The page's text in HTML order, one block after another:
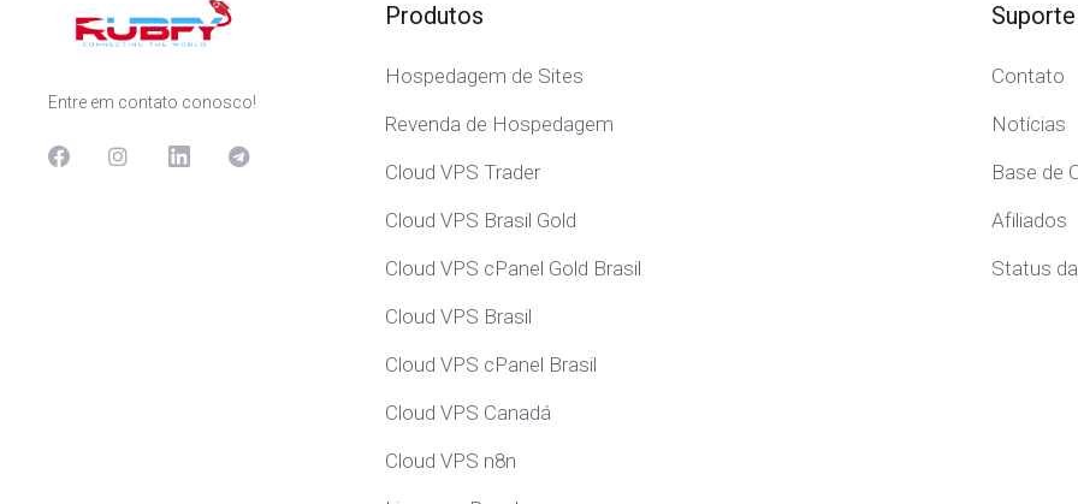
Entre em contato conosco!
Produtos
Hospedagem de Sites
Revenda de Hospedagem
Cloud VPS Trader
Cloud VPS Brasil Gold
Cloud VPS cPanel Gold Brasil
Cloud VPS Brasil
Cloud VPS cPanel Brasil
Cloud VPS Canadá
Cloud VPS n8n
Suporte
Contato
Notícias
Base de
Afiliados
Status